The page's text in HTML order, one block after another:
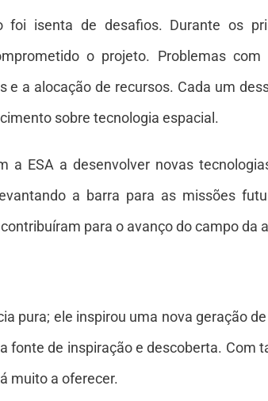
foi isenta de desafios. Durante os
o projeto. Problemas
a alocação de recursos. Cada um
sobre tecnologia espacial.
a ESA a desenvolver novas
a barra para as missões
para o avanço do campo da
pura; ele inspirou uma nova geração
fonte de inspiração e descoberta. Com
muito a oferecer.